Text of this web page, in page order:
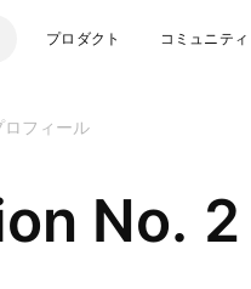
プロダクト コミュニティ
ロフィール
No.